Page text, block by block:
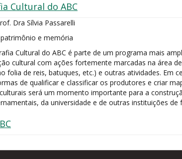
Cultural do ABC
Dra Sílvia Passarelli
e memória
Cultural do ABC é parte de um programa mais
cultural com ações fortemente marcadas na área
folia de reis, batuques, etc.) e outras atividades. Em
de qualificar e classificar os produtores e criar
será um momento importante para a
da universidade e de outras instituições de